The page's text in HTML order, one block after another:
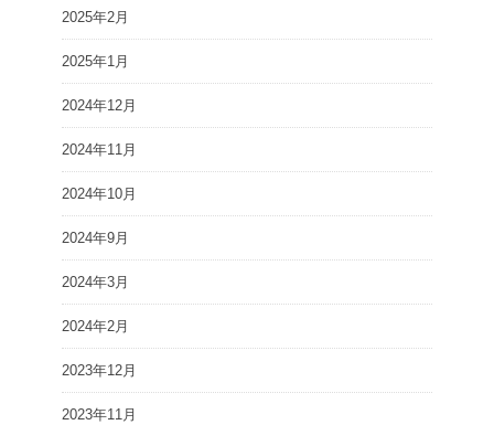
2025年2月
2025年1月
2024年12月
2024年11月
2024年10月
2024年9月
2024年3月
2024年2月
2023年12月
2023年11月